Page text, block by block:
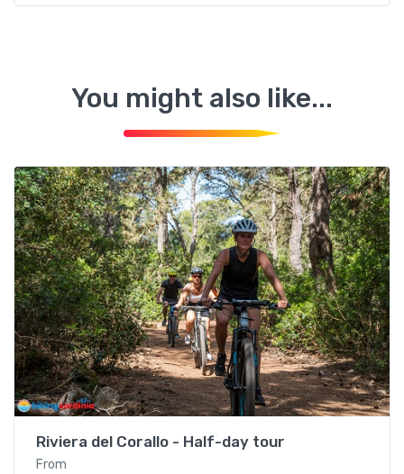
You might also like...
Alghero
Riviera del Corallo - Half-day tour
From